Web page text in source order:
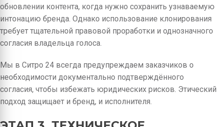
обновлении контента, когда нужно сохранить узнаваемую
интонацию бренда. Однако использование клонирования
требует тщательной правовой проработки и однозначного
согласия владельца голоса.
Мы в Ситро 24 всегда предупреждаем заказчиков о
необходимости документально подтверждённого
согласия, чтобы избежать юридических рисков. Этический
подход защищает и бренд, и исполнителя.